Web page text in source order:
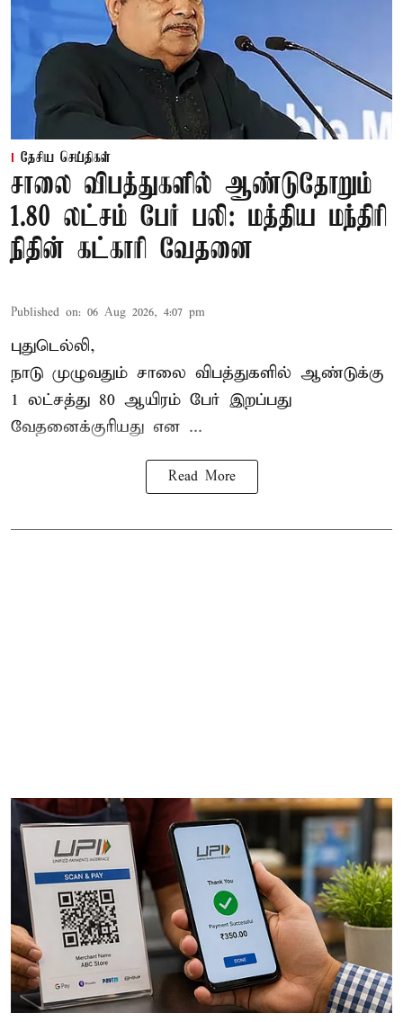
தேசிய செய்திகள்
சாலை விபத்துகளில் ஆண்டுதோறும்
1.80 லட்சம் பேர் பலி: மத்திய மந்திரி
நிதின் கட்காரி வேதனை
Published on: 06 Aug 2026, 4:07 pm
புதுடெல்லி,
நாடு முழுவதும் சாலை விபத்துகளில் ஆண்டுக்கு
1 லட்சத்து 80 ஆயிரம் பேர் இறப்பது
வேதனைக்குரியது என ...
Read More